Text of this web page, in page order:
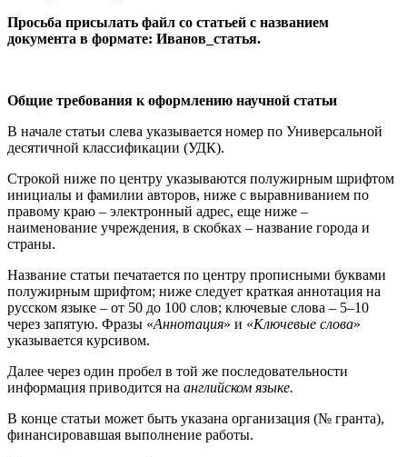
Просьба присылать файл со статьей с названием
документа в формате: Иванов_статья.
Общие требования к оформлению научной статьи
В начале статьи слева указывается номер по Универсальной
десятичной классификации (УДК).
Строкой ниже по центру указываются полужирным шрифтом
инициалы и фамилии авторов, ниже с выравниванием по
правому краю – электронный адрес, еще ниже –
наименование учреждения, в скобках – название города и
страны.
Название статьи печатается по центру прописными буквами
полужирным шрифтом; ниже следует краткая аннотация на
русском языке – от 50 до 100 слов; ключевые слова – 5‒10
через запятую. Фразы «Аннотация» и «Ключевые слова»
указывается курсивом.
Далее через один пробел в той же последовательности
информация приводится на английском языке.
В конце статьи может быть указана организация (№ гранта),
финансировавшая выполнение работы.